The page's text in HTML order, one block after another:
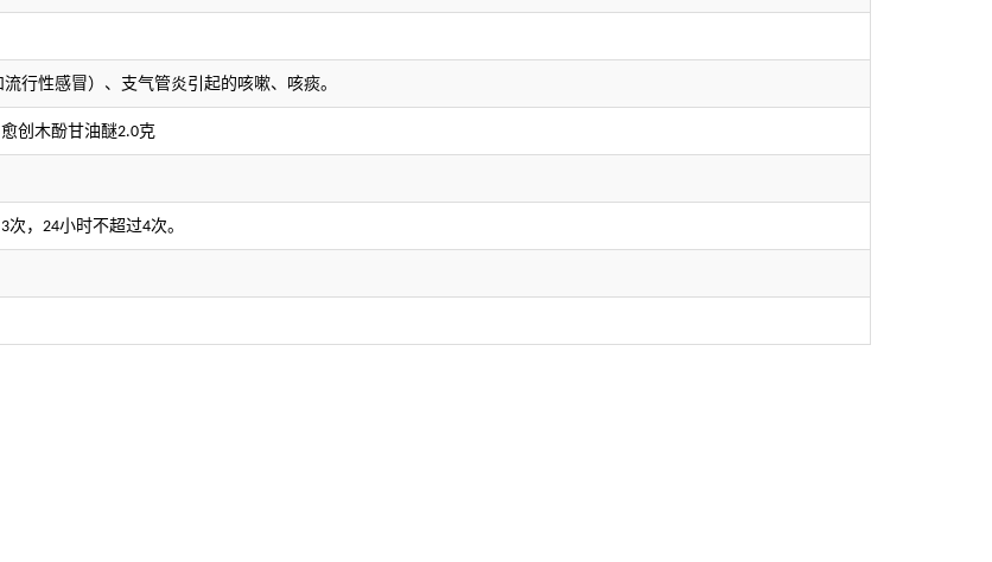
行性感冒）、支气管炎引起的咳嗽、咳痰。
创木酚甘油醚2.0克
3次， 24小时不超过4次。